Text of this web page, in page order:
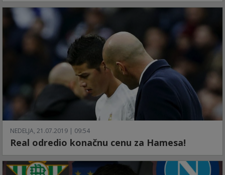
NEDELJA, 21.07.2019 | 09:54
Real odredio konačnu cenu za Hamesa!